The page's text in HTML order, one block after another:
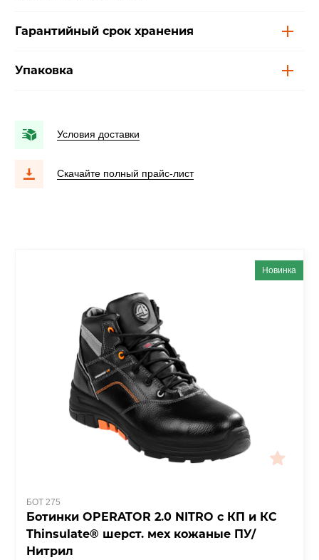
Гарантийный срок хранения
Упаковка
Условия доставки
Скачайте полный прайс-лист
Новинка
БОТ 275
Ботинки OPERATOR 2.0 NITRO с КП и КС
Thinsulate® шерст. мех кожаные ПУ/
Нитрил